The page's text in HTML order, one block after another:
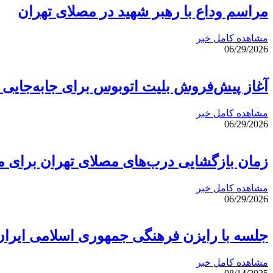
مراسم وداع با رهبر شهید در مصلای تهران
مشاهده کامل خبر
06/29/2026
آغاز پیش‌فروش بلیت اتوبوس برای جابه‌جایی
مشاهده کامل خبر
06/29/2026
زمان بازگشایی درب‌های مصلای تهران برای
مشاهده کامل خبر
06/29/2026
جلسه با رایزن فرهنگی جمهوری اسلامی
مشاهده کامل خبر